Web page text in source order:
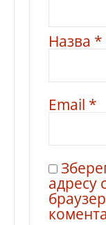
Назва *
Email *
адресу